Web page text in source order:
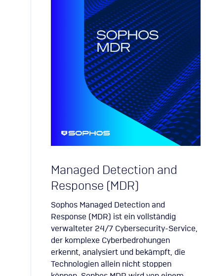
Managed Detection and
Response (MDR)
Sophos Managed Detection and
Response (MDR) ist ein vollständig
verwalteter 24/7 Cybersecurity-Service,
der komplexe Cyberbedrohungen
erkennt, analysiert und bekämpft, die
Technologien allein nicht stoppen